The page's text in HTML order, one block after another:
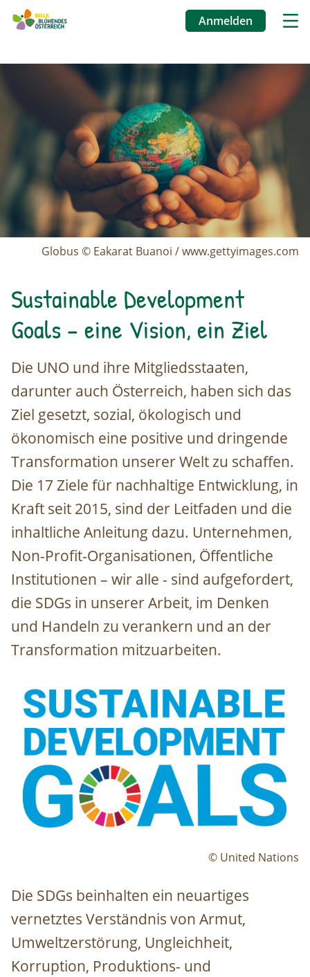
Inhalt
Anmelden
Globus © Eakarat Buanoi / www.gettyimages.com
Sustainable Development
Goals – eine Vision, ein Ziel
Die UNO und ihre Mitgliedsstaaten,
darunter auch Österreich, haben sich das
Ziel gesetzt, sozial, ökologisch und
ökonomisch eine positive und dringende
Transformation unserer Welt zu schaffen.
Die 17 Ziele für nachhaltige Entwicklung, in
Kraft seit 2015, sind der Leitfaden und die
inhaltliche Anleitung dazu. Unternehmen,
Non-Profit-Organisationen, Öffentliche
Institutionen – wir alle - sind aufgefordert,
die SDGs in unserer Arbeit, im Denken
und Handeln zu verankern und an der
Transformation mitzuarbeiten.
Image
© United Nations
Die SDGs beinhalten ein neuartiges
vernetztes Verständnis von Armut,
Umweltzerstörung, Ungleichheit,
Korruption, Produktions- und